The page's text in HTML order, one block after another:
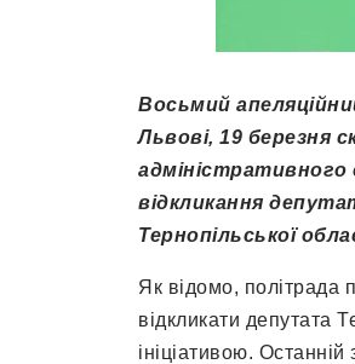
Восьмий
Львові, 19 березня
адміністративного
відкликання
Тернопільської
Як відомо, політрада
відкликати депутата
ініціативою.